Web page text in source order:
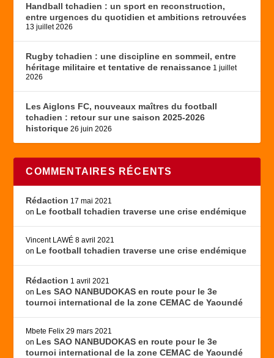
Handball tchadien : un sport en reconstruction,
entre urgences du quotidien et ambitions retrouvées
13 juillet 2026
Rugby tchadien : une discipline en sommeil, entre
héritage militaire et tentative de renaissance 1 juillet
2026
Les Aiglons FC, nouveaux maîtres du football
tchadien : retour sur une saison 2025-2026
historique 26 juin 2026
COMMENTAIRES RÉCENTS
Rédaction 17 mai 2021
on Le football tchadien traverse une crise endémique
Vincent LAWÉ 8 avril 2021
on Le football tchadien traverse une crise endémique
Rédaction 1 avril 2021
on Les SAO NANBUDOKAS en route pour le 3e
tournoi international de la zone CEMAC de Yaoundé
Mbete Felix 29 mars 2021
on Les SAO NANBUDOKAS en route pour le 3e
tournoi international de la zone CEMAC de Yaoundé